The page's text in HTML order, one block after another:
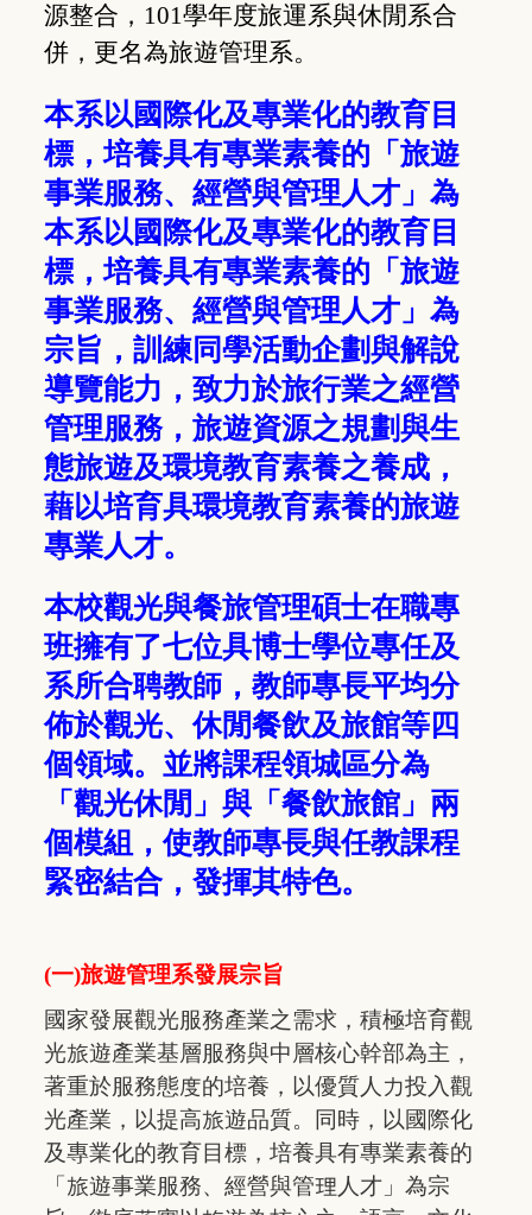
源整合，101學年度旅運系與休閒系合
併，更名為旅遊管理系。
本系以國際化及專業化的教育目
標，培養具有專業素養的「旅遊
事業服務、經營與管理人才」為
本系以國際化及專業化的教育目
標，培養具有專業素養的「旅遊
事業服務、經營與管理人才」為
宗旨，訓練同學活動企劃與解說
導覽能力，致力於旅行業之經營
管理服務，旅遊資源之規劃與生
態旅遊及環境教育素養之養成，
藉以培育具環境教育素養的旅遊
專業人才。
本校觀光與餐旅管理碩士在職專
班擁有了七位具博士學位專任及
系所合聘教師，教師專長平均分
佈於觀光、休閒餐飲及旅館等四
個領域。並將課程領城區分為
「觀光休閒」與「餐飲旅館」兩
個模組，使教師專長與任教課程
緊密結合，發揮其特色。
(一)旅遊管理系發展宗旨
國家發展觀光服務產業之需求，積極培育觀
光旅遊產業基層服務與中層核心幹部為主，
著重於服務態度的培養，以優質人力投入觀
光產業，以提高旅遊品質。同時，以國際化
及專業化的教育目標，培養具有專業素養的
「旅遊事業服務、經營與管理人才」為宗